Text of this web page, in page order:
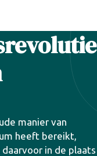
manier van
heeft bereikt,
in de plaats